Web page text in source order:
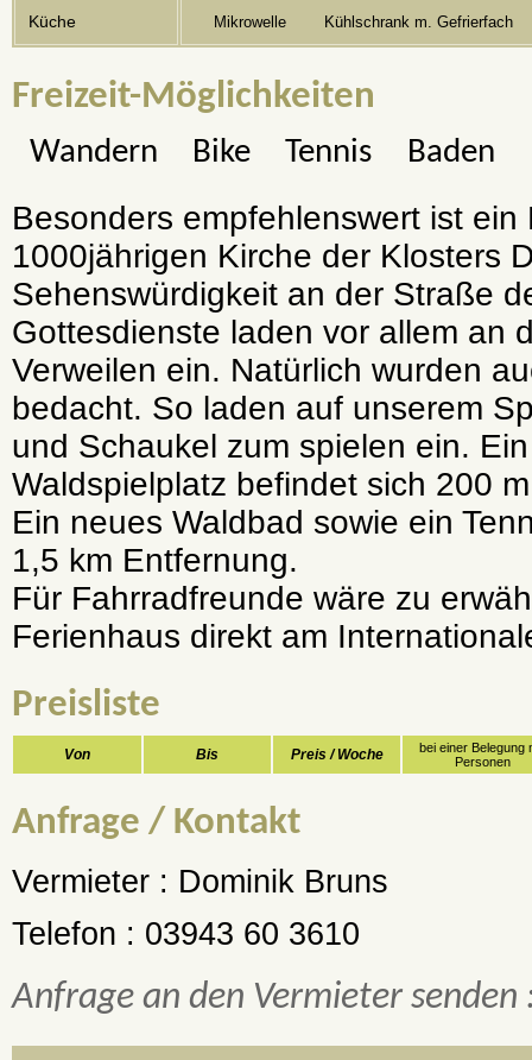
Küche Mikrowelle Kühlschrank m. Gefrierfach
Freizeit-Möglichkeiten
Wandern Bike Tennis Baden
Besonders empfehlenswert ist ein
1000jährigen Kirche der Klosters
Sehenswürdigkeit an der Straße
Gottesdienste laden vor allem an
Verweilen ein. Natürlich wurden
bedacht. So laden auf unserem
und Schaukel zum spielen ein.
Waldspielplatz befindet sich 200
Ein neues Waldbad sowie ein
1,5 km Entfernung.
Für Fahrradfreunde wäre zu
Ferienhaus direkt am
Preisliste
Von Bis Preis / Woche
bei einer Belegung
Personen
Anfrage / Kontakt
Vermieter : Dominik Bruns
Telefon : 03943 60 3610
Anfrage an den Vermieter senden